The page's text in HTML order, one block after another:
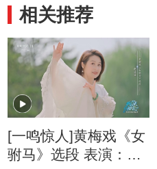
相关推荐
[一鸣惊人]黄梅戏《女
驸马》选段 表演：赵